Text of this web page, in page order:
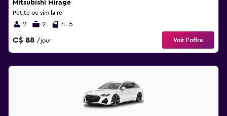
Mitsubishi Mirage
Petite ou similaire
2 2 4-5
C$ 88 /jour Voir l’offre